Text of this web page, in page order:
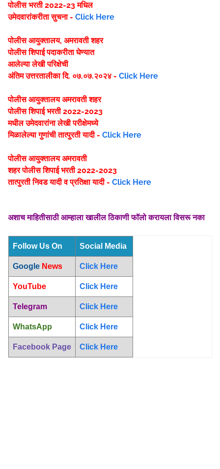
पोलीस भरती 2022-23 मधिल
उमेदवारांकरीता सुचना - Click Here
पोलीस आयुक्तालय, अमरावती शहर
पोलीस शिपाई पदाकरीता घेण्यात
आलेल्या लेखी परिक्षेची
अंतिम उत्तरतालीका दि. ०७.०७.२०२४ - Click Here
पोलीस आयुक्तालय अमरावती शहर
पोलीस शिपाई भरती 2022-2023
मधील उमेदवारांना लेखी परीक्षेमध्ये
मिळालेल्या गुणांची तात्पुरती यादी - Click Here
पोलीस आयुक्तालय अमरावती
शहर पोलीस शिपाई भरती 2022-2023
तात्पुरती निवड यादी व प्रतिक्षा यादी - Click Here
अशाच माहितीसाठी आम्हाला खालील ठिकाणी फॉलो करायला विसरू नका
Follow Us On Social Media
Google News Click Here
YouTube Click Here
Telegram Click Here
WhatsApp Click Here
Facebook Page Click Here